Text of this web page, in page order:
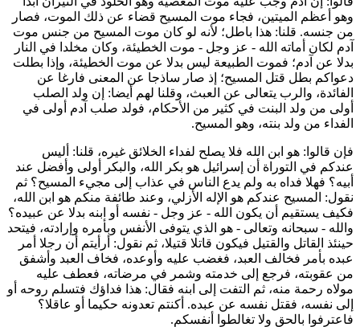
أعظم الميتين، فجاء موت المسيح قضاء عن ذلك الموت، فصار
جنسه. قلنا: هذا باطل؛ لأنه لو كان موت المسيح من جنس موت
لكان أماته الله - عز وجل - موت الخطيئة، وكان مخلدا في النار
عن آدم؛ فموت الطبيعة ليس بدلا عن موت الخطيئة، وإذا بطلت
بطل قتل المسيح؛ إذ صار ساذجا عن المعنى فارغا عن
والرب يتعالى عن العبث، وقلنا لهم أيضا: إن ولد الصلب
من ولد البنت في كثير من الأحكام، فولد صلب آدم أولى في
من ولد بنته، وهو المسيح.
قالوا: هو ابن الله فلا يصلح لفداء الخلائق غيره، قلنا: أليس
في التوراة أن إسرائيل هو بكر الله، والبكر أولى وأفضل عند
فهلا فداه به ولم يدع الناس في عذاب إلى مجيء المسيح؟ ثم
المسيح عندكم هو الإله الأزلي، وعند طائفة منكم هو ابن الله،
يستقيم أن يكون الله - عز وجل - نفسه أو ابنه بدلا عن عبيده؟
- سبحانه وتعالى - هو الذي يتوفى الأنفس وبأمره وإرادته، فيتحد
القاتل والقتيل فيكون قاتلا قتيلا، ثم نقول: أرأيتم أن رجلا أمر
بأمر فخالف العبد، فغضب عليه وأوعده، فخاف العبد وأشفق
عقوبته، فرجع إلى خدمته وشمر في مرضاته، فعطف عليه
رحمة منه، ثم التفت إلى ابنه فقال: هذا فداؤك فتسلم روحه أو
نفسه، فقتل نفسه عن عبده. أكنتم تعدونه حكيما أو عاقلا؟
بالحق ولا تغالطوا أنفسكم.